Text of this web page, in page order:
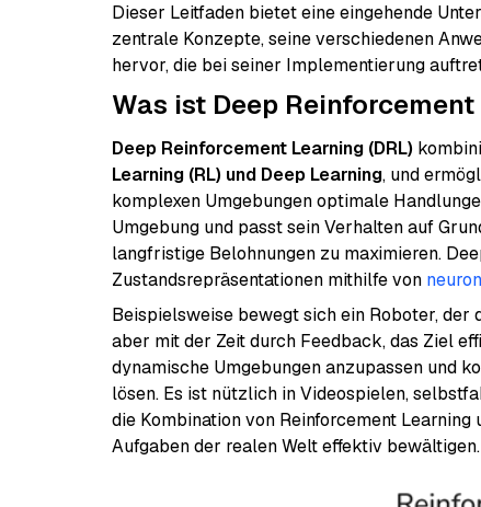
Dieser Leitfaden bietet eine eingehende
zentrale Konzepte, seine verschiedenen
hervor, die bei seiner Implementierung
Was ist Deep
Deep Reinforcement Learning (DRL)
Learning (RL) und Deep Learning, und
komplexen Umgebungen optimale
Umgebung und passt sein Verhalten auf
langfristige Belohnungen zu maximieren.
Zustandsrepräsentationen mithilfe von
Beispielsweise bewegt sich ein Roboter,
aber mit der Zeit durch Feedback, das Ziel
dynamische Umgebungen anzupassen und
lösen. Es ist nützlich in Videospielen,
die Kombination von Reinforcement
Aufgaben der realen Welt effektiv bewältigen.